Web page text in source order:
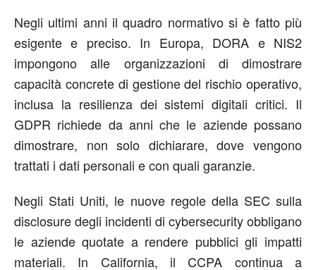
Negli ultimi anni il quadro normativo si è fatto più
esigente e preciso. In Europa, DORA e NIS2
impongono alle organizzazioni di dimostrare
capacità concrete di gestione del rischio operativo,
inclusa la resilienza dei sistemi digitali critici. Il
GDPR richiede da anni che le aziende possano
dimostrare, non solo dichiarare, dove vengono
trattati i dati personali e con quali garanzie.
Negli Stati Uniti, le nuove regole della SEC sulla
disclosure degli incidenti di cybersecurity obbligano
le aziende quotate a rendere pubblici gli impatti
materiali. In California, il CCPA continua a